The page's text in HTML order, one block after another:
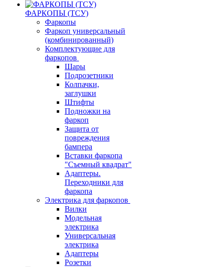
ФАРКОПЫ (ТСУ)
Фаркопы
Фаркоп универсальный
(комбинированный)
Комплектующие для
фаркопов
Шары
Подрозетники
Колпачки,
заглушки
Штифты
Подножки на
фаркоп
Защита от
повреждения
бампера
Вставки фаркопа
"Съемный квадрат"
Адаптеры.
Переходники для
фаркопа
Электрика для фаркопов
Вилки
Модельная
электрика
Универсальная
электрика
Адаптеры
Розетки